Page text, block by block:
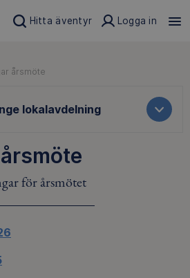
Hitta äventyr Logga in
årsmöte
lokalavdelning
för årsmötet